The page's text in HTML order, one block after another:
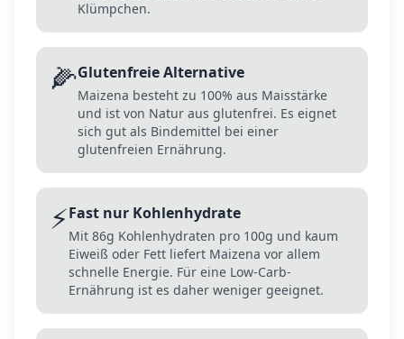
Klümpchen.
🌽Glutenfreie Alternative
Maizena besteht zu 100% aus Maisstärke
und ist von Natur aus glutenfrei. Es eignet
sich gut als Bindemittel bei einer
glutenfreien Ernährung.
⚡Fast nur Kohlenhydrate
Mit 86g Kohlenhydraten pro 100g und kaum
Eiweiß oder Fett liefert Maizena vor allem
schnelle Energie. Für eine Low-Carb-
Ernährung ist es daher weniger geeignet.